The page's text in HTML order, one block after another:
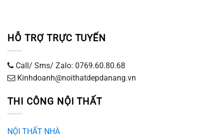
HỖ TRỢ TRỰC TUYẾN
Call/ Sms/ Zalo: 0769.60.80.68
Kinhdoanh@noithatdepdanang.vn
THI CÔNG NỘI THẤT
NỘI THẤT NHÀ